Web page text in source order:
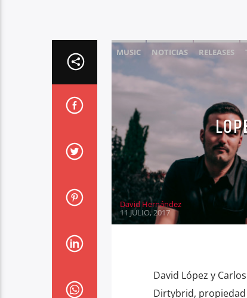
MUSIC NOTICIAS RELEASES
David Hernández
11 JULIO, 2017
David López y
Dirtybrid,